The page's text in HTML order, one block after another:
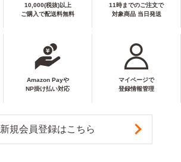
10,000(税抜)以上
ご購入で配送料無料
11時までのご注文で
対象商品 当日発送
Amazon Payや
NP掛け払い対応
マイページで
登録情報管理
新規会員登録はこちら